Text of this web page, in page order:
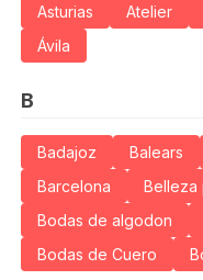
Asturias
Atelier
Ávila
B
Badajoz Balears
Barcelona
Belleza
Bodas de algodon
Bodas de Cuero